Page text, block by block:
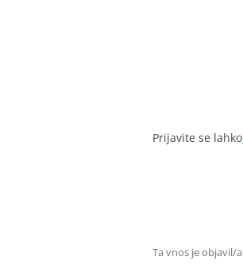
Prijavite se lahko
Ta vnos je objavil/a